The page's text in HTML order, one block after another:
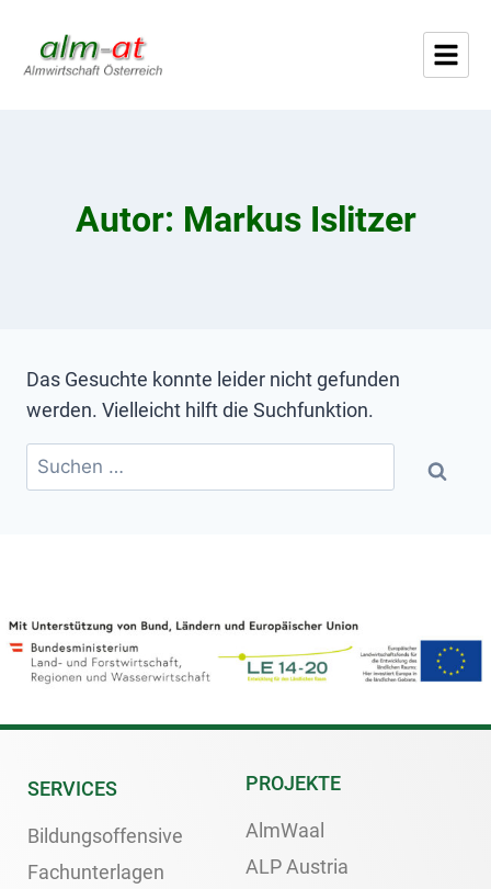
Autor: Markus Islitzer
Das Gesuchte konnte leider nicht gefunden
werden. Vielleicht hilft die Suchfunktion.
SERVICES
Bildungsoffensive
Fachunterlagen
PROJEKTE
AlmWaal
ALP Austria